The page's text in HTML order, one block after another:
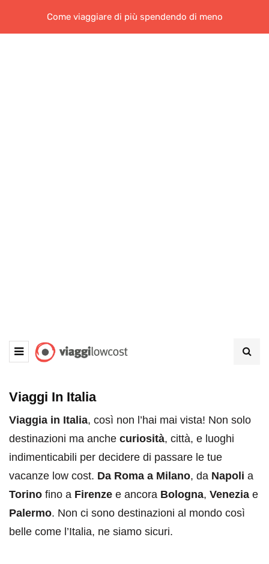
Come viaggiare di più spendendo di meno
Viaggi In Italia
Viaggia in Italia, così non l’hai mai vista! Non solo
destinazioni ma anche curiosità, città, e luoghi
indimenticabili per decidere di passare le tue
vacanze low cost. Da Roma a Milano, da Napoli a
Torino fino a Firenze e ancora Bologna, Venezia e
Palermo. Non ci sono destinazioni al mondo così
belle come l’Italia, ne siamo sicuri.